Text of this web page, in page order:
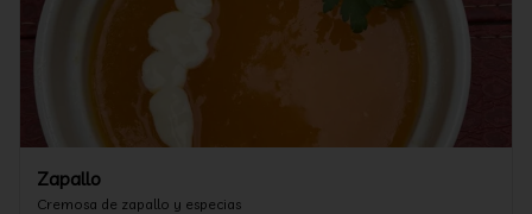
Zapallo
Cremosa de zapallo y especias